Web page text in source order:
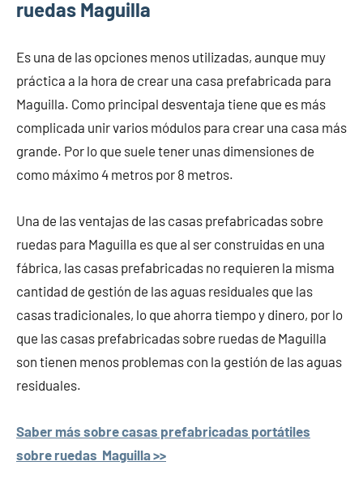
ruedas Maguilla
Es una de las opciones menos utilizadas, aunque muy
práctica a la hora de crear una casa prefabricada para
Maguilla. Como principal desventaja tiene que es más
complicada unir varios módulos para crear una casa más
grande. Por lo que suele tener unas dimensiones de
como máximo 4 metros por 8 metros.
Una de las ventajas de las casas prefabricadas sobre
ruedas para Maguilla es que al ser construidas en una
fábrica, las casas prefabricadas no requieren la misma
cantidad de gestión de las aguas residuales que las
casas tradicionales, lo que ahorra tiempo y dinero, por lo
que las casas prefabricadas sobre ruedas de Maguilla
son tienen menos problemas con la gestión de las aguas
residuales.
Saber más sobre casas prefabricadas portátiles
sobre ruedas Maguilla >>